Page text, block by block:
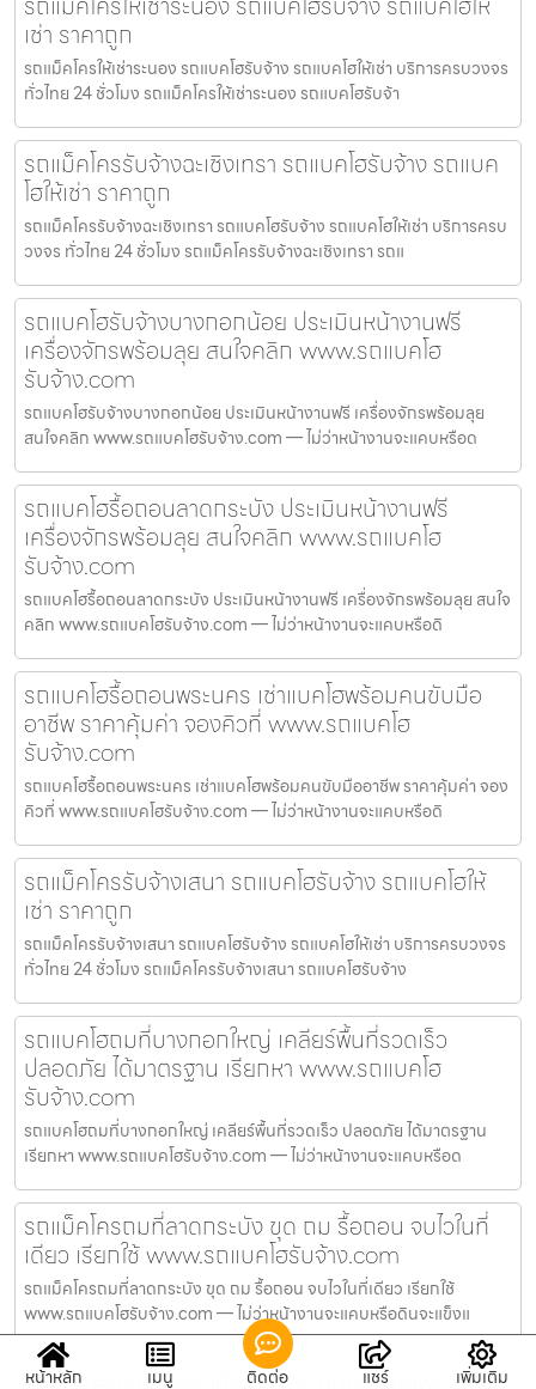
เช่า ราคาถูก
รถแม็คโครให้เช่าระนอง รถแบคโฮรับจ้าง รถแบคโฮให้เช่า บริการครบวงจร
ทั่วไทย 24 ชั่วโมง รถแม็คโครให้เช่าระนอง รถแบคโฮรับจ้า
รถแม็คโครรับจ้างฉะเชิงเทรา รถแบคโฮรับจ้าง รถแบค
โฮให้เช่า ราคาถูก
รถแม็คโครรับจ้างฉะเชิงเทรา รถแบคโฮรับจ้าง รถแบคโฮให้เช่า บริการครบ
วงจร ทั่วไทย 24 ชั่วโมง รถแม็คโครรับจ้างฉะเชิงเทรา รถแ
รถแบคโฮรับจ้างบางกอกน้อย ประเมินหน้างานฟรี
เครื่องจักรพร้อมลุย สนใจคลิก www.รถแบคโฮ
รับจ้าง.com
รถแบคโฮรับจ้างบางกอกน้อย ประเมินหน้างานฟรี เครื่องจักรพร้อมลุย
สนใจคลิก www.รถแบคโฮรับจ้าง.com — ไม่ว่าหน้างานจะแคบหรือด
รถแบคโฮรื้อถอนลาดกระบัง ประเมินหน้างานฟรี
เครื่องจักรพร้อมลุย สนใจคลิก www.รถแบคโฮ
รับจ้าง.com
รถแบคโฮรื้อถอนลาดกระบัง ประเมินหน้างานฟรี เครื่องจักรพร้อมลุย สนใจ
คลิก www.รถแบคโฮรับจ้าง.com — ไม่ว่าหน้างานจะแคบหรือดิ
รถแบคโฮรื้อถอนพระนคร เช่าแบคโฮพร้อมคนขับมือ
อาชีพ ราคาคุ้มค่า จองคิวที่ www.รถแบคโฮ
รับจ้าง.com
รถแบคโฮรื้อถอนพระนคร เช่าแบคโฮพร้อมคนขับมืออาชีพ ราคาคุ้มค่า จอง
คิวที่ www.รถแบคโฮรับจ้าง.com — ไม่ว่าหน้างานจะแคบหรือดิ
รถแม็คโครรับจ้างเสนา รถแบคโฮรับจ้าง รถแบคโฮให้
เช่า ราคาถูก
รถแม็คโครรับจ้างเสนา รถแบคโฮรับจ้าง รถแบคโฮให้เช่า บริการครบวงจร
ทั่วไทย 24 ชั่วโมง รถแม็คโครรับจ้างเสนา รถแบคโฮรับจ้าง
รถแบคโฮถมที่บางกอกใหญ่ เคลียร์พื้นที่รวดเร็ว
ปลอดภัย ได้มาตรฐาน เรียกหา www.รถแบคโฮ
รับจ้าง.com
รถแบคโฮถมที่บางกอกใหญ่ เคลียร์พื้นที่รวดเร็ว ปลอดภัย ได้มาตรฐาน
เรียกหา www.รถแบคโฮรับจ้าง.com — ไม่ว่าหน้างานจะแคบหรือด
รถแม็คโครถมที่ลาดกระบัง ขุด ถม รื้อถอน จบไวในที่
เดียว เรียกใช้ www.รถแบคโฮรับจ้าง.com
รถแม็คโครถมที่ลาดกระบัง ขุด ถม รื้อถอน จบไวในที่เดียว เรียกใช้
www.รถแบคโฮรับจ้าง.com — ไม่ว่าหน้างานจะแคบหรือดินจะแข็งแ
หน้าหลัก เมนู ติดต่อ แชร์ เพิ่มเติม